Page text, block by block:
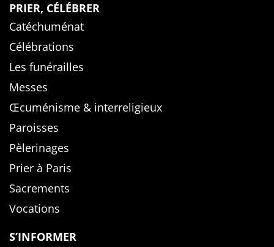
PRIER, CÉLÉBRER
Catéchuménat
Célébrations
Les funérailles
Messes
Œcuménisme & interreligieux
Paroisses
Pèlerinages
Prier à Paris
Sacrements
Vocations
S’INFORMER